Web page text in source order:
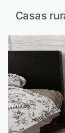
Casas